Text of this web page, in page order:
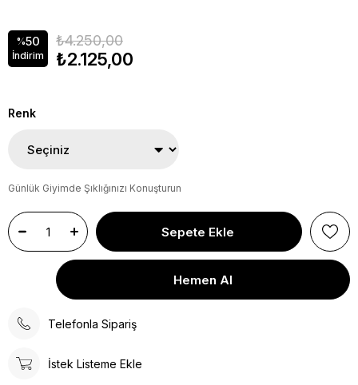
%50
İndirim
₺4.250,00
₺2.125,00
Renk
Günlük Giyimde Şıklığınızı Konuşturun
Telefonla Sipariş
İstek Listeme Ekle